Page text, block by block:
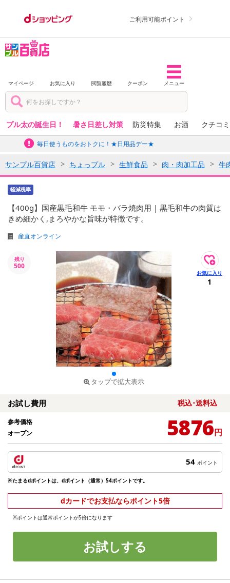
ご利用可能ポイント
マイページ お気に入り 閲覧履歴 クーポン メニュー
プル太の誕生日！ 暑さ日差し対策 防災特集 お酒 クチコ
毎日使うものをおトクに！★日用品デー★
サンプル百貨店 ちょっプル 生鮮食品 肉・肉加工品 牛
軽減税率
【400g】国産黒毛和牛 モモ・バラ焼肉用 | 黒毛和牛の肉質は
きめ細かく,まろやかな旨味が特徴です。
産直オンライン
残り
500
タップで拡大表示
1
お試し費用 税込･送料込
参考価格
オープン
5876円
54 ポイント
※たまるdポイントは、dポイント（通常）54ポイントです。
dカードでお支払ならポイント5倍
※ポイントは通常ポイントが5倍になります
お試しする